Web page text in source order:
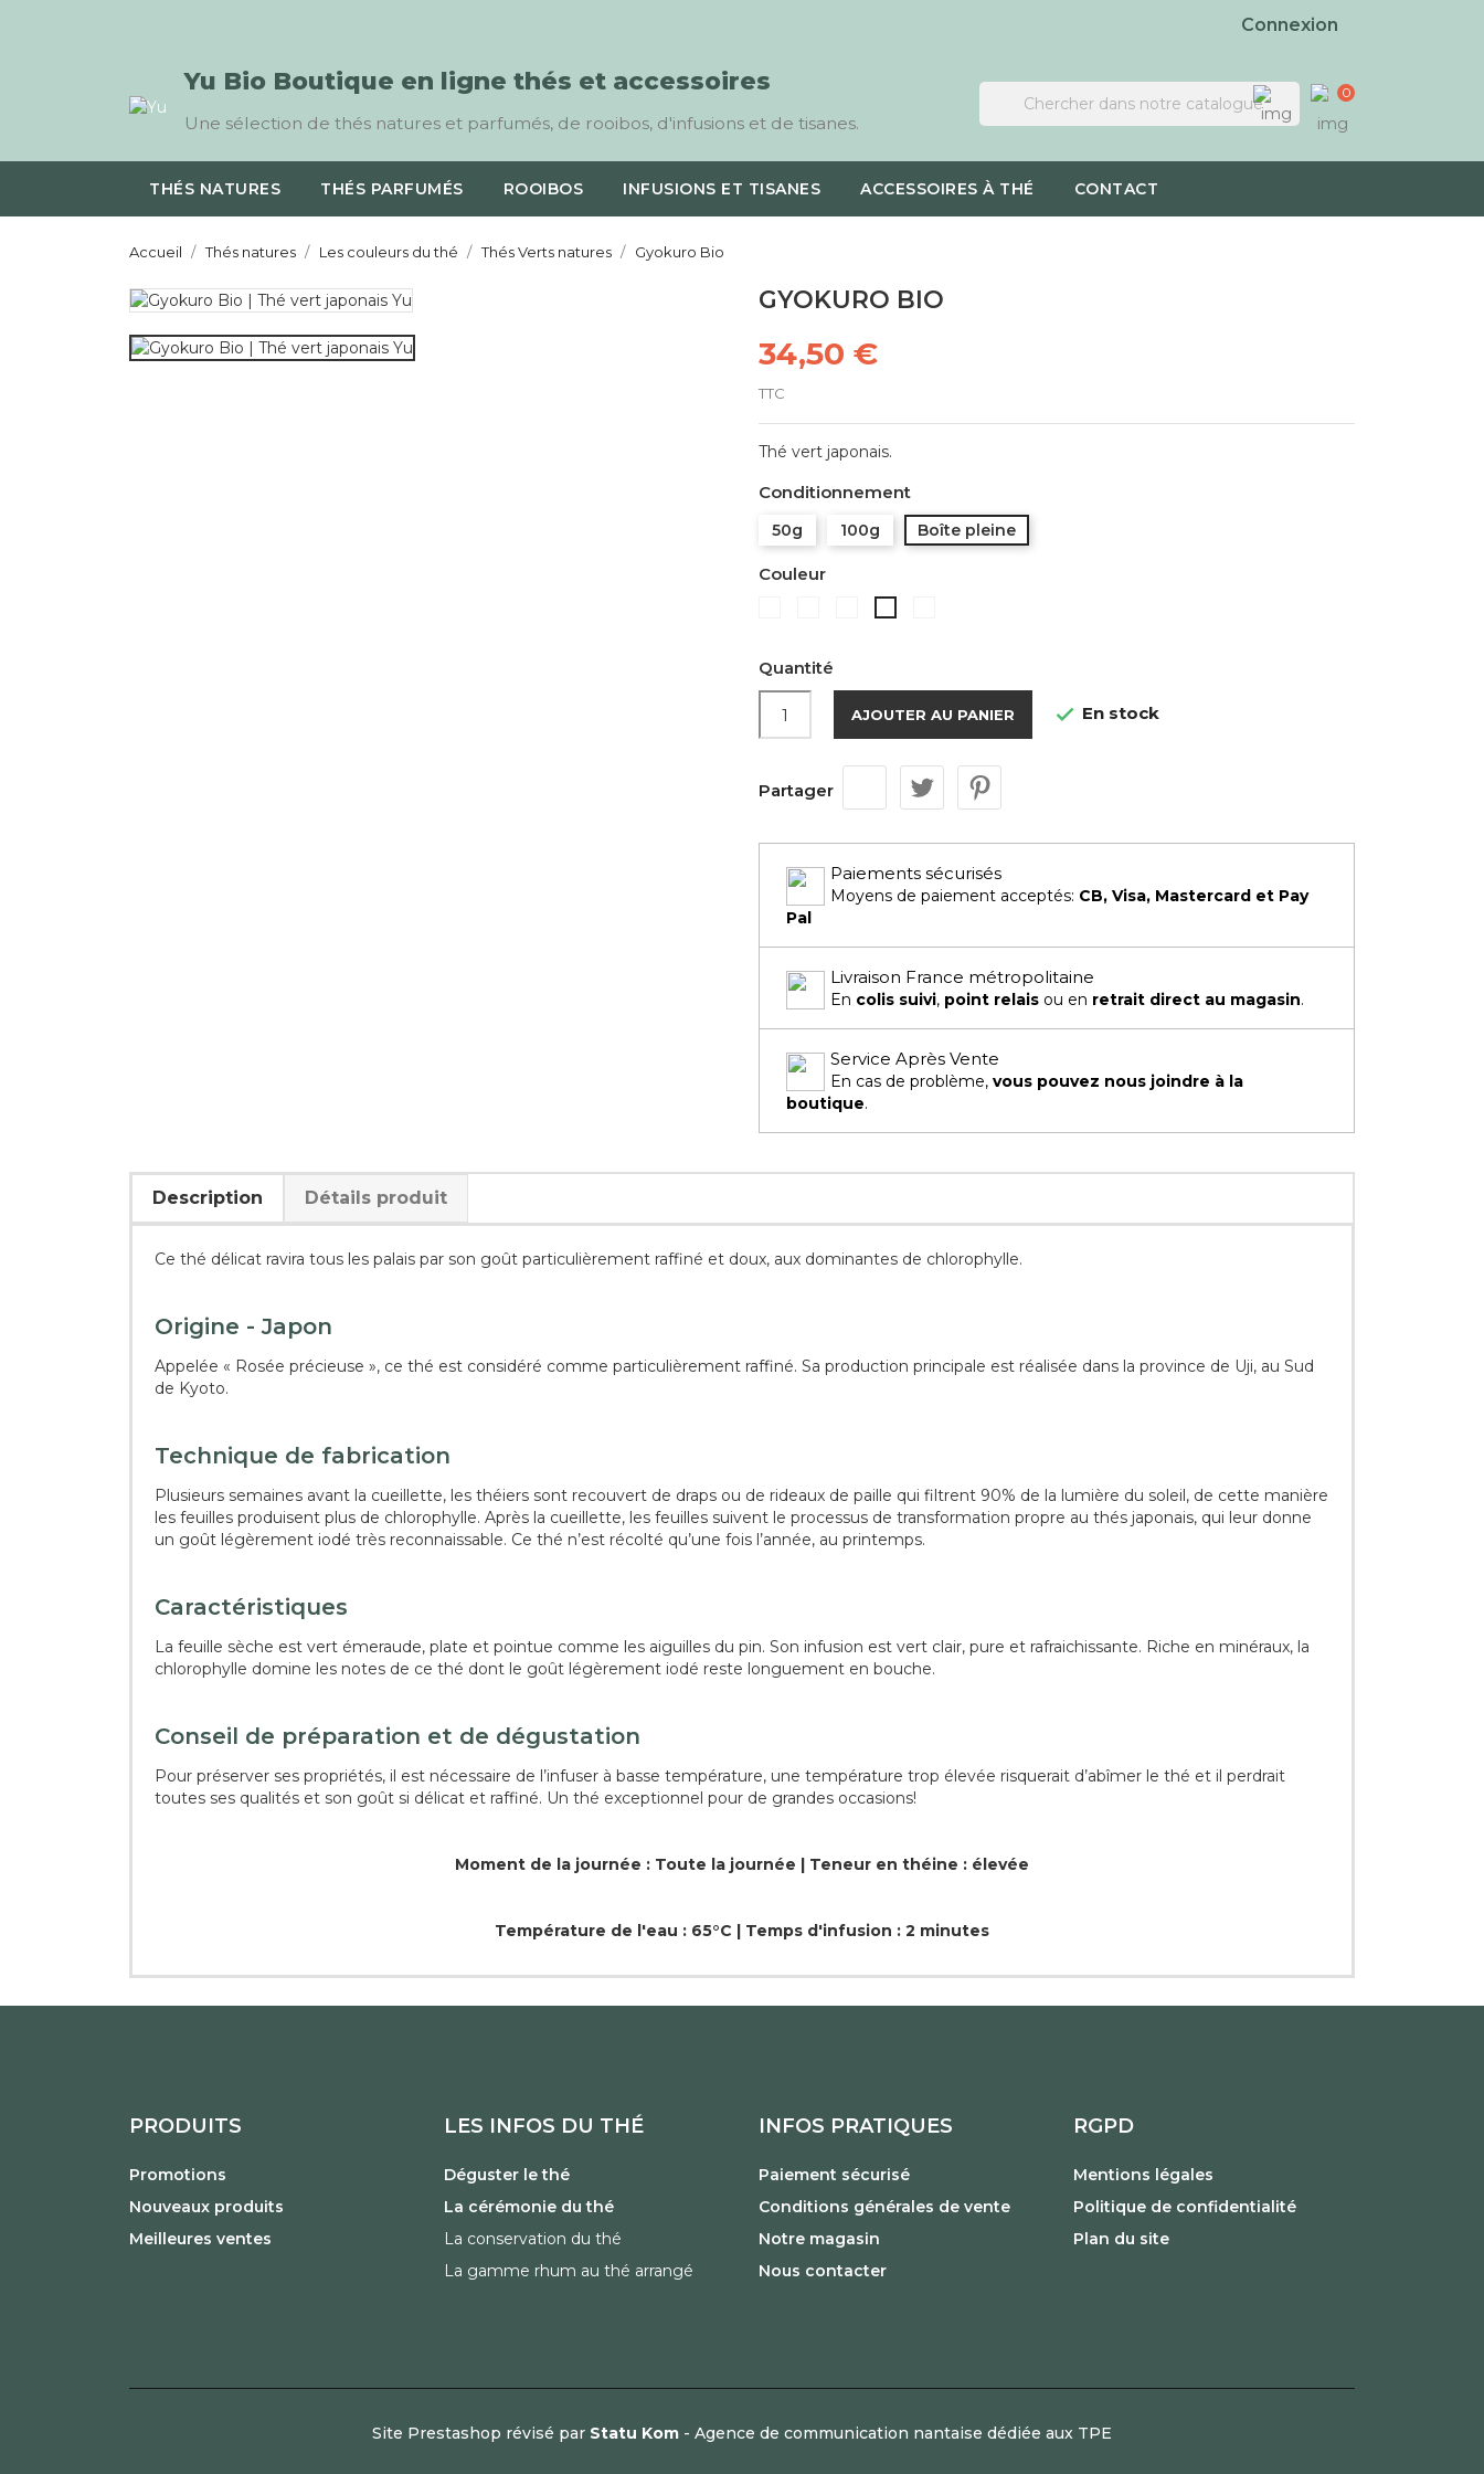
Connexion
0
Yu Bio Boutique en ligne thés et accessoires
Une sélection de thés natures et parfumés, de rooibos, d'infusions et de tisanes.
THÉS NATURES THÉS PARFUMÉS ROOIBOS INFUSIONS ET TISANES ACCESSOIRES À THÉ CONTACT
Accueil Thés natures Les couleurs du thé Thés Verts natures Gyokuro Bio
GYOKURO BIO
34,50 €
TTC
Thé vert japonais.
Conditionnement
50g 100g Boîte pleine
Couleur
Quantité
AJOUTER AU PANIER  En stock
Partager
Paiements sécurisés
Moyens de paiement acceptés: CB, Visa, Mastercard et Pay
Pal
Livraison France métropolitaine
En colis suivi, point relais ou en retrait direct au magasin.
Service Après Vente
En cas de problème, vous pouvez nous joindre à la
boutique.
Description Détails produit
Ce thé délicat ravira tous les palais par son goût particulièrement raffiné et doux, aux dominantes de chlorophylle.
Origine - Japon
Appelée « Rosée précieuse », ce thé est considéré comme particulièrement raffiné. Sa production principale est réalisée dans la province de Uji, au Sud
de Kyoto.
Technique de fabrication
Plusieurs semaines avant la cueillette, les théiers sont recouvert de draps ou de rideaux de paille qui filtrent 90% de la lumière du soleil, de cette manière
les feuilles produisent plus de chlorophylle. Après la cueillette, les feuilles suivent le processus de transformation propre au thés japonais, qui leur donne
un goût légèrement iodé très reconnaissable. Ce thé n’est récolté qu’une fois l’année, au printemps.
Caractéristiques
La feuille sèche est vert émeraude, plate et pointue comme les aiguilles du pin. Son infusion est vert clair, pure et rafraichissante. Riche en minéraux, la
chlorophylle domine les notes de ce thé dont le goût légèrement iodé reste longuement en bouche.
Conseil de préparation et de dégustation
Pour préserver ses propriétés, il est nécessaire de l’infuser à basse température, une température trop élevée risquerait d’abîmer le thé et il perdrait
toutes ses qualités et son goût si délicat et raffiné. Un thé exceptionnel pour de grandes occasions!
Moment de la journée : Toute la journée | Teneur en théine : élevée
Température de l'eau : 65°C | Temps d'infusion : 2 minutes
PRODUITS
Promotions
Nouveaux produits
Meilleures ventes
LES INFOS DU THÉ
Déguster le thé
La cérémonie du thé
La conservation du thé
La gamme rhum au thé arrangé
INFOS PRATIQUES
Paiement sécurisé
Conditions générales de vente
Notre magasin
Nous contacter
RGPD
Mentions légales
Politique de confidentialité
Plan du site
Site Prestashop révisé par Statu Kom - Agence de communication nantaise dédiée aux TPE